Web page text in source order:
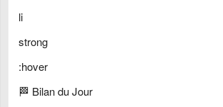
li
strong
:hover
🏁 Bilan du Jour